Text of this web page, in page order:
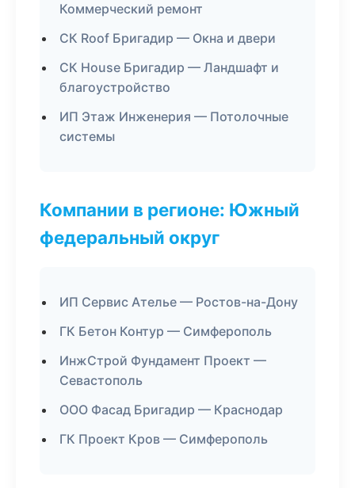
Коммерческий ремонт
СК Roof Бригадир — Окна и двери
СК House Бригадир — Ландшафт и
благоустройство
ИП Этаж Инженерия — Потолочные
системы
Компании в регионе: Южный
федеральный округ
ИП Сервис Ателье — Ростов-на-Дону
ГК Бетон Контур — Симферополь
ИнжСтрой Фундамент Проект —
Севастополь
ООО Фасад Бригадир — Краснодар
ГК Проект Кров — Симферополь